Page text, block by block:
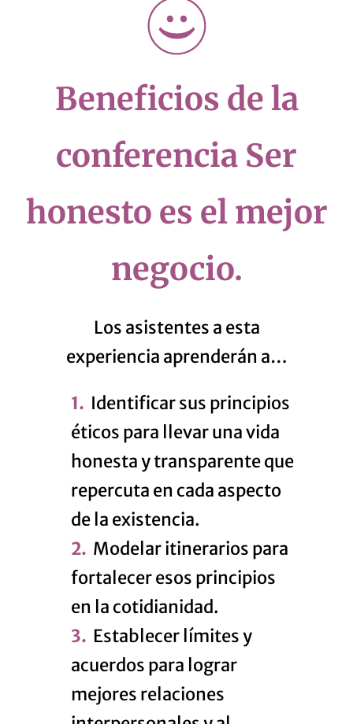
Beneficios de la
conferencia Ser
honesto es el mejor
negocio.
Los asistentes a esta
experiencia aprenderán a…
Identificar sus principios
éticos para llevar una vida
honesta y transparente que
repercuta en cada aspecto
de la existencia.
Modelar itinerarios para
fortalecer esos principios
en la cotidianidad.
Establecer límites y
acuerdos para lograr
mejores relaciones